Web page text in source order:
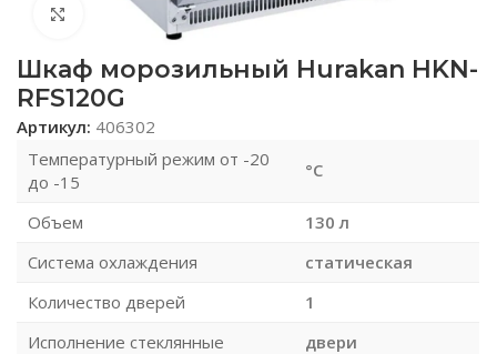
Нажмите, чтобы увеличить
Шкаф морозильный Hurakan HKN-
RFS120G
Артикул: 406302
Температурный режим от -20
до -15
°C
Объем
130 л
Система охлаждения
статическая
Количество дверей
1
Исполнение стеклянные
двери